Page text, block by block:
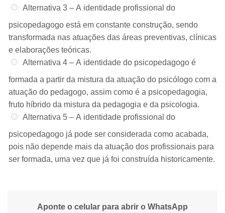
Alternativa 3 – A identidade profissional do
psicopedagogo está em constante construção, sendo
transformada nas atuações das áreas preventivas, clínicas
e elaborações teóricas.
Alternativa 4 – A identidade do psicopedagogo é
formada a partir da mistura da atuação do psicólogo com a
atuação do pedagogo, assim como é a psicopedagogia,
fruto híbrido da mistura da pedagogia e da psicologia.
Alternativa 5 – A identidade profissional do
psicopedagogo já pode ser considerada como acabada,
pois não depende mais da atuação dos profissionais para
ser formada, uma vez que já foi construída historicamente.
Aponte o celular para abrir o WhatsApp